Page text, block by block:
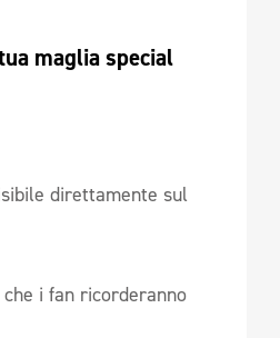
maglia special
direttamente sul
i fan ricorderanno